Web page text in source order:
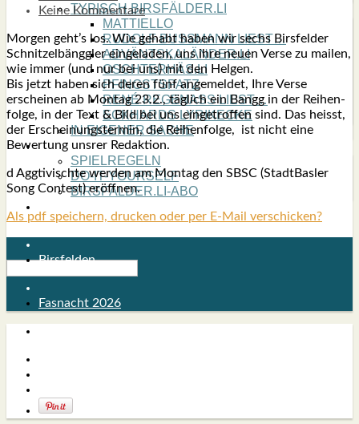
TYPISCH BIRSFÄLDER.LI
MATTIELLO
RUDOLF BUSS­MANN LIEST…
ADVÄNTSKALÄNDER.LI
OSCHTERHÄS.LI
PFINGST­SPATZ
RENÉ REGEN­ASS LIEST…
ECK­HARDS LYRIK­ECKE
IN EIGE­NER SACHE
SO GOOT’S
SPIEL­RE­GELN
DO-IT-YOUR­S­ELF
BIRSFÄLDER.LI-ABO
Keine Kommentare
Mor­gen geht’s los. Wie gehabt haben wir sechs Birs­fel­der
Schnit­zel­bänggler ein­ge­la­den, uns ihre neu­en Ver­se zu mai­len,
wie immer (und nur bei uns) mit den Hel­gen.
Bis jetzt haben sich deren fünf ange­mel­det, Ihre Ver­se
erschei­nen ab Mon­tag 23.2., täg­lich ein Bangg in der Rei­hen­
fol­ge, in der Text & Bild bei uns ein­ge­trof­fen sind. Das heisst,
der Erschei­nungs­ter­min, die Rei­hen­fol­ge, ist nicht eine
Bewer­tung uns­rer Redak­ti­on.
d Agg­ti­visch­te wer­den am Mon­tag den SBSC (Stadt­Bas­ler
Song Con­test) eröff­nen.
Als pdf speichern, drucken oder per E-Mail verschicken?
Birsfelden
Fasnacht 2026